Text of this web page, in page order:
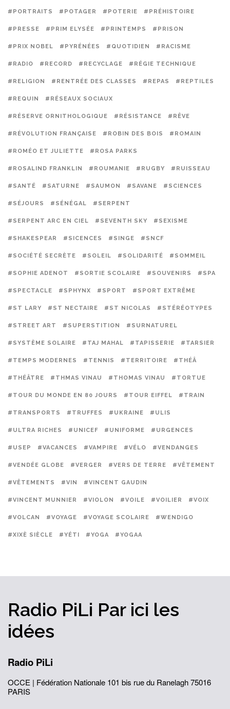
#PORTRAITS #POTAGER #POTERIE #PRÉHISTOIRE
#PRESSE #PRIM ELYSÉE #PRINTEMPS #PRISON
#PRIX NOBEL #PYRÉNÉES #QUOTIDIEN #RACISME
#RADIO #RECORD #RECYCLAGE #RÉGIE TECHNIQUE
#RELIGION #RENTRÉE DES CLASSES #REPAS #REPTILES
#REQUIN #RÉSEAUX SOCIAUX
#RÉSERVE ORNITHOLOGIQUE #RÉSISTANCE #RÊVE
#RÉVOLUTION FRANÇAISE #ROBIN DES BOIS #ROMAIN
#ROMÉO ET JULIETTE #ROSA PARKS
#ROSALIND FRANKLIN #ROUMANIE #RUGBY #RUISSEAU
#SANTÉ #SATURNE #SAUMON #SAVANE #SCIENCES
#SÉJOURS #SÉNÉGAL #SERPENT
#SERPENT ARC EN CIEL #SEVENTH SKY #SEXISME
#SHAKESPEAR #SICENCES #SINGE #SNCF
#SOCIÉTÉ SECRÈTE #SOLEIL #SOLIDARITÉ #SOMMEIL
#SOPHIE ADENOT #SORTIE SCOLAIRE #SOUVENIRS #SPA
#SPECTACLE #SPHYNX #SPORT #SPORT EXTRÊME
#ST LARY #ST NECTAIRE #ST NICOLAS #STÉRÉOTYPES
#STREET ART #SUPERSTITION #SURNATUREL
#SYSTÈME SOLAIRE #TAJ MAHAL #TAPISSERIE #TARSIER
#TEMPS MODERNES #TENNIS #TERRITOIRE #THÉÂ
#THÉÂTRE #THMAS VINAU #THOMAS VINAU #TORTUE
#TOUR DU MONDE EN 80 JOURS #TOUR EIFFEL #TRAIN
#TRANSPORTS #TRUFFES #UKRAINE #ULIS
#ULTRA RICHES #UNICEF #UNIFORME #URGENCES
#USEP #VACANCES #VAMPIRE #VÉLO #VENDANGES
#VENDÉE GLOBE #VERGER #VERS DE TERRE #VÊTEMENT
#VÊTEMENTS #VIN #VINCENT GAUDIN
#VINCENT MUNNIER #VIOLON #VOILE #VOILIER #VOIX
#VOLCAN #VOYAGE #VOYAGE SCOLAIRE #WENDIGO
#XIXÈ SIÈCLE #YÉTI #YOGA #YOGAA
Radio PiLi Par ici les
idées
Radio PiLi
OCCE | Fédération Nationale 101 bis rue du Ranelagh75016
PARIS